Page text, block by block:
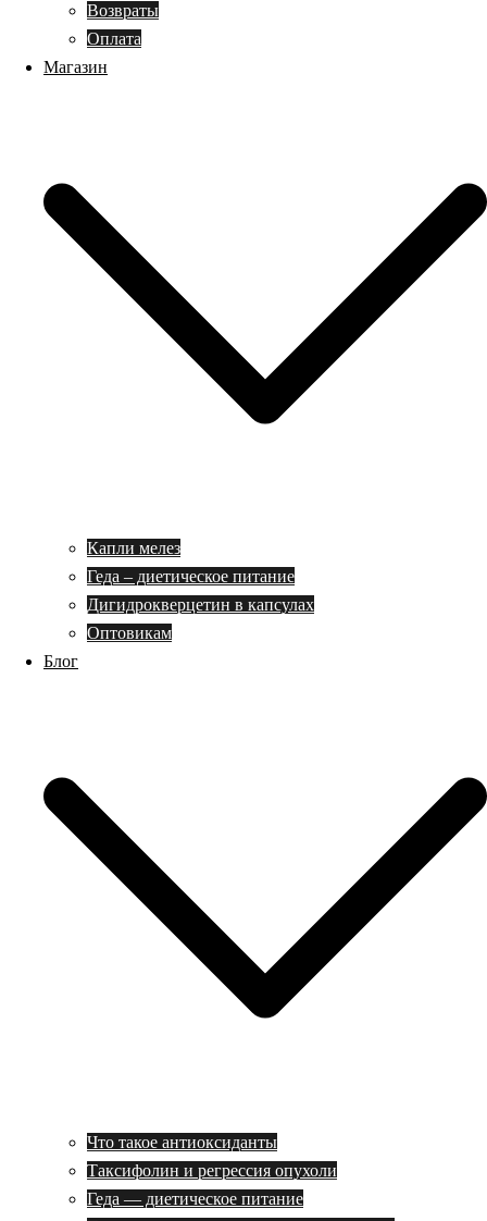
Возвраты
Оплата
Магазин
Капли мелез
Геда – диетическое питание
Дигидрокверцетин в капсулах
Оптовикам
Блог
Что такое антиоксиданты
Таксифолин и регрессия опухоли
Геда — диетическое питание